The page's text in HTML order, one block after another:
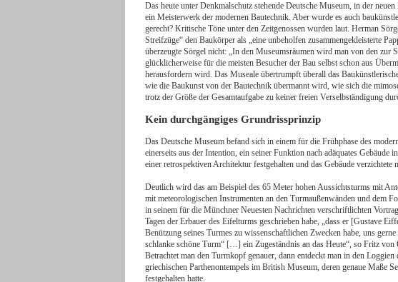
Das heute unter Denkmalschutz stehende Deutsche Museum, in der
ein Meisterwerk der modernen Bautechnik. Aber wurde es auch
gerecht? Kritische Töne unter den Zeitgenossen wurden laut. Herman
Streifzüge“ den Baukörper als „eine unbeholfen zusammengekleisterte
überzeugte Sörgel nicht: „In den Museumsräumen wird man von den zur
glücklicherweise für die meisten Besucher der Bau selbst schon aus
herausfordern wird. Das Museale übertrumpft überall das
wie die Baukunst von der Bautechnik übermannt wird, wie sich die
trotz der Größe der Gesamtaufgabe zu keiner freien Verselbständigung
Kein durchgängiges Grundrissprinzip
Das Deutsche Museum befand sich in einem für die Frühphase des
einerseits aus der Intention, ein seiner Funktion nach adäquates Gebäude
einer retrospektiven Architektur festgehalten und das Gebäude verzichtete
Deutlich wird das am Beispiel des 65 Meter hohen Aussichtsturms mit
mit meteorologischen Instrumenten an den Turmaußenwänden und dem
in seinem für die Münchner Neuesten Nachrichten verschriftlichten
Tagen der Erbauer des Eifelturms geschrieben habe, „dass er [Gustave
Benützung seines Turmes zu wissenschaftlichen Zwecken habe, uns
schlanke schöne Turm“ […] ein Zugeständnis an das Heute“, so Fritz
Betrachtet man den Turmkopf genauer, dann entdeckt man in den
griechischen Parthenontempels im British Museum, deren genaue Maße
festgehalten hatte.